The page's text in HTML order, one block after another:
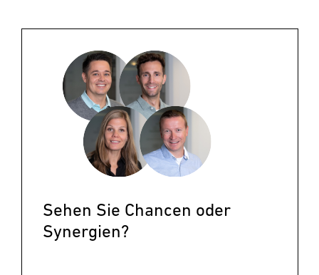
Sehen Sie Chancen oder
Synergien?